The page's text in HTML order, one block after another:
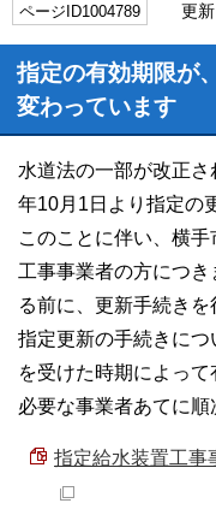
ページID1004789 更新
指定の有効期限が
変わっています
水道法の一部が改正さ
年10月1日より指定の
このことに伴い、横
工事事業者の方につ
る前に、更新手続きを
指定更新の手続きに
を受けた時期によっ
必要な事業者あてに順
指定給水装置工事